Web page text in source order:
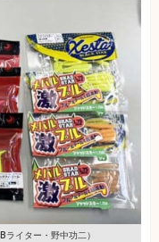
ライター・野中功二）